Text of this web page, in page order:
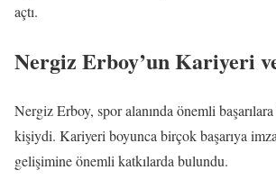
açtı.
Nergiz Erboy’un Kariyeri
Nergiz Erboy, spor alanında önemli
kişiydi. Kariyeri boyunca birçok başarıya
gelişimine önemli katkılarda bulundu.